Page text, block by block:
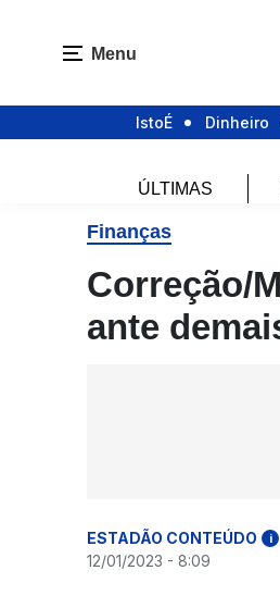
Menu
IstoÉ Dinheiro
ÚLTIMAS
Finanças
Correção/
ante
ESTADÃO CONTEÚDO i
12/01/2023 - 8:09